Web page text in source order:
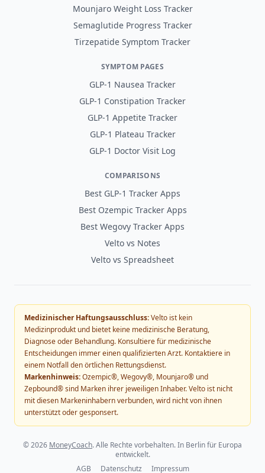
Mounjaro Weight Loss Tracker
Semaglutide Progress Tracker
Tirzepatide Symptom Tracker
SYMPTOM PAGES
GLP-1 Nausea Tracker
GLP-1 Constipation Tracker
GLP-1 Appetite Tracker
GLP-1 Plateau Tracker
GLP-1 Doctor Visit Log
COMPARISONS
Best GLP-1 Tracker Apps
Best Ozempic Tracker Apps
Best Wegovy Tracker Apps
Velto vs Notes
Velto vs Spreadsheet
Medizinischer Haftungsausschluss:Velto ist kein
Medizinprodukt und bietet keine medizinische Beratung,
Diagnose oder Behandlung. Konsultiere für medizinische
Entscheidungen immer einen qualifizierten Arzt. Kontaktiere in
einem Notfall den örtlichen Rettungsdienst.
Markenhinweis:Ozempic®, Wegovy®, Mounjaro® und
Zepbound® sind Marken ihrer jeweiligen Inhaber. Velto ist nicht
mit diesen Markeninhabern verbunden, wird nicht von ihnen
unterstützt oder gesponsert.
©2026 MoneyCoach. Alle Rechte vorbehalten. In Berlin für Europa
entwickelt.
AGB
Datenschutz Impressum